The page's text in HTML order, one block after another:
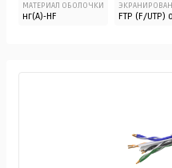
МАТЕРИАЛ ОБОЛОЧКИ
нг(А)-HF FTP (F/